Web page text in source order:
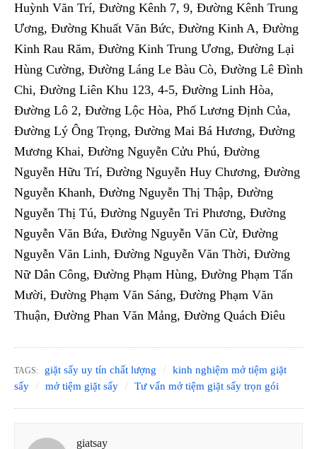
Huỳnh Văn Trí, Đường Kênh 7, 9, Đường Kênh Trung
Ương, Đường Khuất Văn Bức, Đường Kinh A, Đường
Kinh Rau Răm, Đường Kinh Trung Ương, Đường Lại
Hùng Cường, Đường Láng Le Bàu Cò, Đường Lê Đình
Chi, Đường Liên Khu 123, 4-5, Đường Linh Hòa,
Đường Lô 2, Đường Lộc Hòa, Phố Lương Định Của,
Đường Lý Ông Trọng, Đường Mai Bá Hương, Đường
Mương Khai, Đường Nguyễn Cửu Phú, Đường
Nguyễn Hữu Trí, Đường Nguyễn Huy Chương, Đường
Nguyễn Khanh, Đường Nguyễn Thị Thập, Đường
Nguyễn Thị Tú, Đường Nguyễn Tri Phương, Đường
Nguyễn Văn Bứa, Đường Nguyễn Văn Cừ, Đường
Nguyễn Văn Linh, Đường Nguyễn Văn Thời, Đường
Nữ Dân Công, Đường Phạm Hùng, Đường Phạm Tấn
Mười, Đường Phạm Văn Sáng, Đường Phạm Văn
Thuận, Đường Phan Văn Mảng, Đường Quách Điêu
TAGS: giặt sấy uy tín chất lượng
kinh nghiệm mở tiệm giặt
sấy
mở tiệm giặt sấy Tư vấn mở tiệm giặt sấy trọn gói
giatsay